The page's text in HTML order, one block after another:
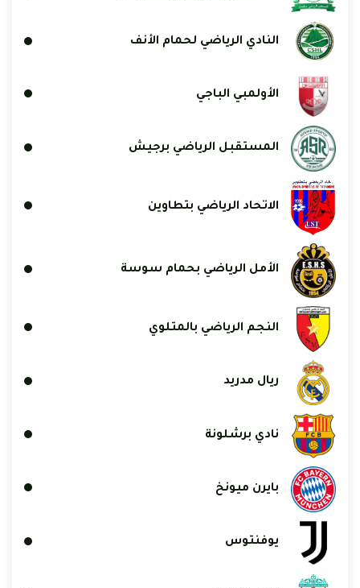
النادي الرياضي لحمام الأنف
الأولمبي الباجي
المستقبل الرياضي برجيش
الاتحاد الرياضي بتطاوين
الأمل الرياضي بحمام سوسة
النجم الرياضي بالمتلوي
ريال مدريد
نادي برشلونة
بايرن ميونخ
يوفنتوس